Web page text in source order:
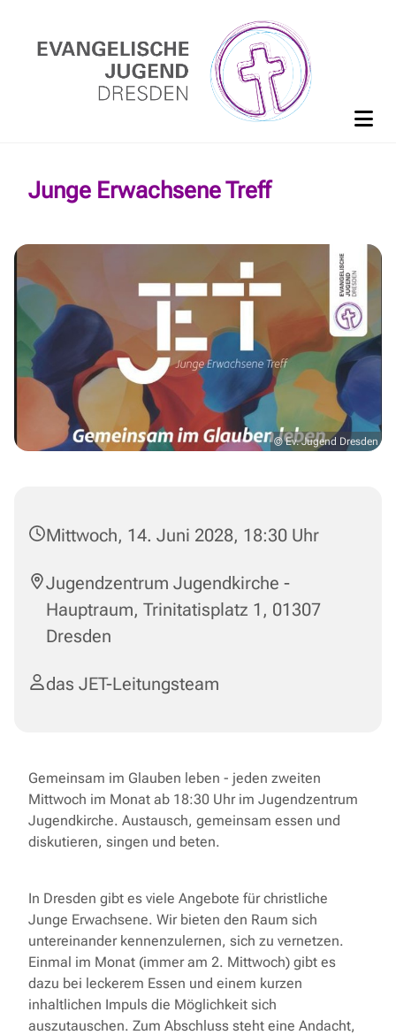
Junge Erwachsene Treff
© Ev. Jugend Dresden
Mittwoch, 14. Juni 2028, 18:30 Uhr
Jugendzentrum Jugendkirche -
Hauptraum, Trinitatisplatz 1, 01307
Dresden
das JET-Leitungsteam
Gemeinsam im Glauben leben - jeden zweiten
Mittwoch im Monat ab 18:30 Uhr im Jugendzentrum
Jugendkirche. Austausch, gemeinsam essen und
diskutieren, singen und beten.
In Dresden gibt es viele Angebote für christliche
Junge Erwachsene. Wir bieten den Raum sich
untereinander kennenzulernen, sich zu vernetzen.
Einmal im Monat (immer am 2. Mittwoch) gibt es
dazu bei leckerem Essen und einem kurzen
inhaltlichen Impuls die Möglichkeit sich
auszutauschen. Zum Abschluss steht eine Andacht,